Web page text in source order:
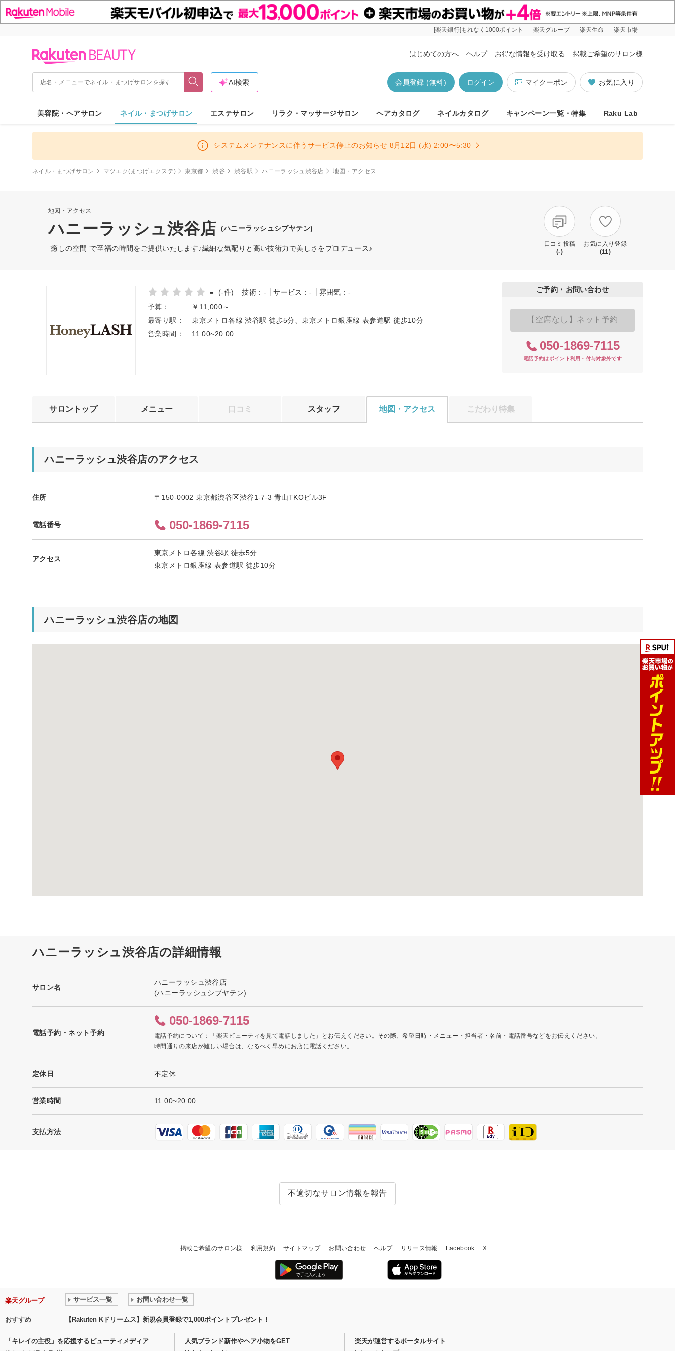
[楽天銀行]もれなく1000ポイント 楽天グループ 楽天生命 楽天市場
はじめての方へ ヘルプ お得な情報を受け取る 掲載ご希望のサロン様
お気に入り
マイクーポン
ログイン
会員登録 (無料)
AI検索
美容院・ヘアサロン ネイル・まつげサロン エステサロン リラク・マッサージサロン ヘアカタログ ネイルカタログ キャンペーン一覧・特集 Raku Lab
システムメンテナンスに伴うサービス停止のお知らせ 8月12日 (水) 2:00〜5:30
ネイル・まつげサロン マツエク(まつげエクステ) 東京都 渋谷 渋谷駅 ハニーラッシュ渋谷店 地図・アクセス
地図・アクセス
ハニーラッシュ渋谷店 (ハニーラッシュシブヤテン)
”癒しの空間”で至福の時間をご提供いたします♪繊細な気配りと高い技術力で美しさをプロデュース♪
口コミ投稿
(-)
お気に入り登録
(11)
- (-件) 技術：- サービス：-
雰囲気：-
予算：
￥11,000～
最寄り駅：
東京メトロ各線 渋谷駅 徒歩5分、東京メトロ銀座線 表参道駅 徒歩10分
営業時間：
11:00~20:00
ご予約・お問い合わせ
【空席なし】ネット予約
050-1869-7115
電話予約はポイント利用・付与対象外です
サロントップ メニュー 口コミ スタッフ 地図・アクセス こだわり特集
ハニーラッシュ渋谷店のアクセス
住所 〒150-0002 東京都渋谷区渋谷1-7-3 青山TKOビル3F
電話番号 050-1869-7115
アクセス
東京メトロ各線 渋谷駅 徒歩5分
東京メトロ銀座線 表参道駅 徒歩10分
ハニーラッシュ渋谷店の地図
ハニーラッシュ渋谷店の詳細情報
サロン名
ハニーラッシュ渋谷店
(ハニーラッシュシブヤテン)
電話予約・ネット予約
050-1869-7115
電話予約について：「楽天ビューティを見て電話しました」とお伝えください。その際、希望日時・メニュー・担当者・名前・電話番号などをお伝えください。
時間通りの来店が難しい場合は、なるべく早めにお店に電話ください。
定休日 不定休
営業時間 11:00~20:00
支払方法
不適切なサロン情報を報告
掲載ご希望のサロン様 利用規約 サイトマップ お問い合わせ ヘルプ リリース情報 Facebook X
楽天グループ サービス一覧 お問い合わせ一覧
おすすめ 【Rakuten Kドリームス】新規会員登録で1,000ポイントプレゼント！
「キレイの主役」を応援するビューティメディア
人気ブランド新作やヘア小物をGET
楽天が運営するポータルサイト